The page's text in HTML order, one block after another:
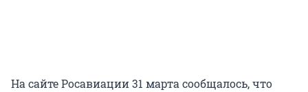
На сайте Росавиации 31 марта сообщалось, что